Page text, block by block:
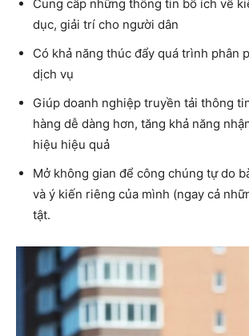
Cung cấp những thông tin bổ ích về
dục, giải trí cho người dân
Có khả năng thúc đẩy quá trình phân
dịch vụ
Giúp doanh nghiệp truyền tải thông
hàng dễ dàng hơn, tăng khả năng
hiệu hiệu quả
Mở không gian để công chúng tự do
và ý kiến riêng của mình (ngay cả
tật.